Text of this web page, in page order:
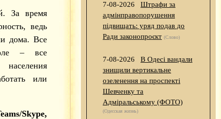
За время
ведь
дома. Все
– все
или
Skype,
7-08-2026
Штрафи за
адмінправопорушення
підвищать: уряд подав до
Ради законопроєкт (Слово)
7-08-2026
В Одесі вандали
знищили вертикальне
озеленення на проспекті
Шевченку та
Адміральському (ФОТО)
(Одесская жизнь)